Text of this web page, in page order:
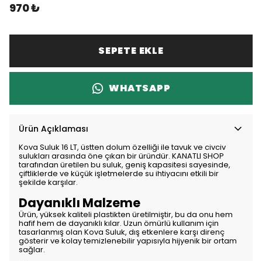
970 ₺
SEPETE EKLE
WHATSAPP
Ürün Açıklaması
Kova Suluk 16 LT, üstten dolum özelliği ile tavuk ve civciv
sulukları arasında öne çıkan bir üründür. KANATLI SHOP
tarafından üretilen bu suluk, geniş kapasitesi sayesinde,
çiftliklerde ve küçük işletmelerde su ihtiyacını etkili bir
şekilde karşılar.
Dayanıklı Malzeme
Ürün, yüksek kaliteli plastikten üretilmiştir, bu da onu hem
hafif hem de dayanıklı kılar. Uzun ömürlü kullanım için
tasarlanmış olan Kova Suluk, dış etkenlere karşı direnç
gösterir ve kolay temizlenebilir yapısıyla hijyenik bir ortam
sağlar.